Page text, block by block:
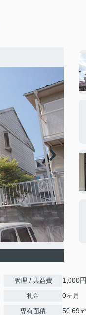
管理 / 共益費 1,000円
礼金 0ヶ月
専有面積 50.69㎡